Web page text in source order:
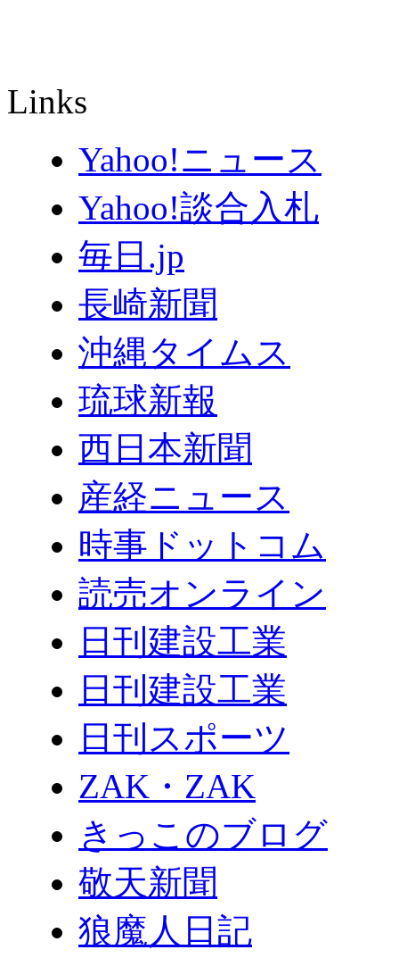
Links
Yahoo!ニュース
Yahoo!談合入札
毎日.jp
長崎新聞
沖縄タイムス
琉球新報
西日本新聞
産経ニュース
時事ドットコム
読売オンライン
日刊建設工業
日刊建設工業
日刊スポーツ
ZAK・ZAK
きっこのブログ
敬天新聞
狼魔人日記